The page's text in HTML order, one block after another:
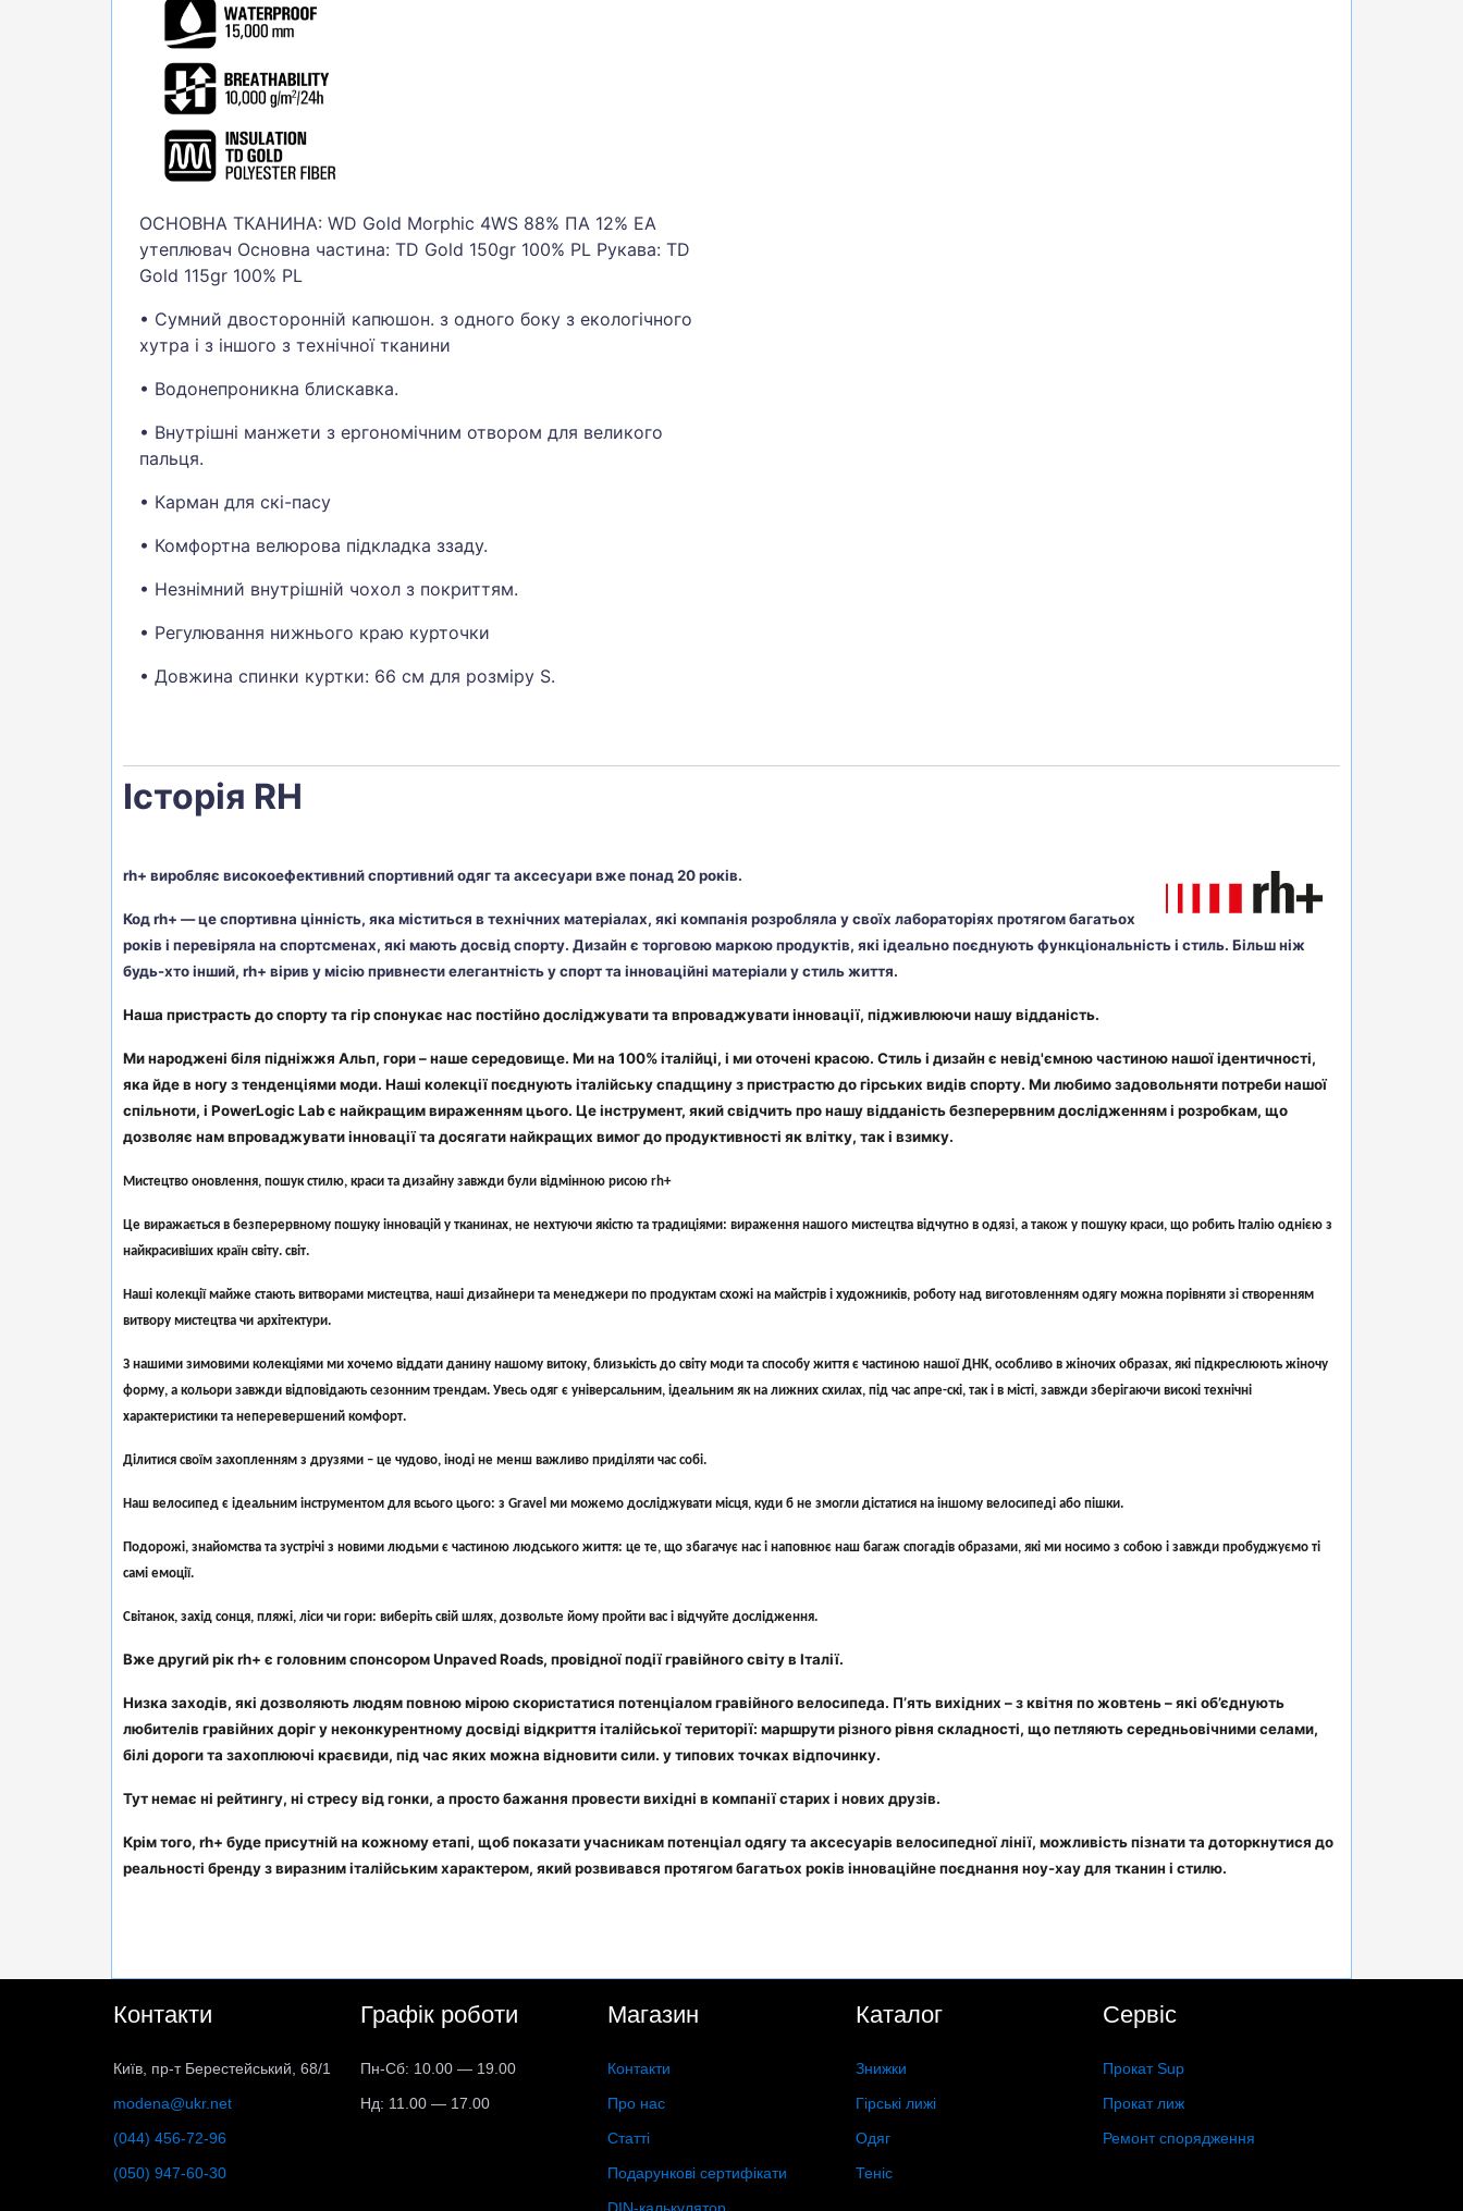
ОСНОВНА ТКАНИНА: WD Gold Morphic 4WS 88% ПА 12% EA
утеплювач Основна частина: TD Gold 150gr 100% PL Рукава: TD
Gold 115gr 100% PL
• Сумний двосторонній капюшон. з одного боку з екологічного
хутра і з іншого з технічної тканини
• Водонепроникна блискавка.
• Внутрішні манжети з ергономічним отвором для великого
пальця.
• Карман для скі-пасу
• Комфортна велюрова підкладка ззаду.
• Незнімний внутрішній чохол з покриттям.
• Регулювання нижнього краю курточки
• Довжина спинки куртки: 66 см для розміру S.
Історія RH
rh+ виробляє високоефективний спортивний одяг та аксесуари вже понад 20 років.
Код rh+ — це спортивна цінність, яка міститься в технічних матеріалах, які компанія розробляла у своїх лабораторіях протягом багатьох
років і перевіряла на спортсменах, які мають досвід спорту. Дизайн є торговою маркою продуктів, які ідеально поєднують функціональність і стиль. Більш ніж
будь-хто інший, rh+ вірив у місію привнести елегантність у спорт та інноваційні матеріали у стиль життя.
Наша пристрасть до спорту та гір спонукає нас постійно досліджувати та впроваджувати інновації, підживлюючи нашу відданість.
Ми народжені біля підніжжя Альп, гори – наше середовище. Ми на 100% італійці, і ми оточені красою. Стиль і дизайн є невід'ємною частиною нашої ідентичності,
яка йде в ногу з тенденціями моди. Наші колекції поєднують італійську спадщину з пристрастю до гірських видів спорту. Ми любимо задовольняти потреби нашої
спільноти, і PowerLogic Lab є найкращим вираженням цього. Це інструмент, який свідчить про нашу відданість безперервним дослідженням і розробкам, що
дозволяє нам впроваджувати інновації та досягати найкращих вимог до продуктивності як влітку, так і взимку.
Мистецтво оновлення, пошук стилю, краси та дизайну завжди були відмінною рисою rh+
Це виражається в безперервному пошуку інновацій у тканинах, не нехтуючи якістю та традиціями: вираження нашого мистецтва відчутно в одязі, а також у пошуку краси, що робить Італію однією з
найкрасивіших країн світу. світ.
Наші колекції майже стають витворами мистецтва, наші дизайнери та менеджери по продуктам схожі на майстрів і художників, роботу над виготовленням одягу можна порівняти зі створенням
витвору мистецтва чи архітектури.
З нашими зимовими колекціями ми хочемо віддати данину нашому витоку, близькість до світу моди та способу життя є частиною нашої ДНК, особливо в жіночих образах, які підкреслюють жіночу
форму, а кольори завжди відповідають сезонним трендам. Увесь одяг є універсальним, ідеальним як на лижних схилах, під час апре-скі, так і в місті, завжди зберігаючи високі технічні
характеристики та неперевершений комфорт.
Ділитися своїм захопленням з друзями – це чудово, іноді не менш важливо приділяти час собі.
Наш велосипед є ідеальним інструментом для всього цього: з Gravel ми можемо досліджувати місця, куди б не змогли дістатися на іншому велосипеді або пішки.
Подорожі, знайомства та зустрічі з новими людьми є частиною людського життя: це те, що збагачує нас і наповнює наш багаж спогадів образами, які ми носимо з собою і завжди пробуджуємо ті
самі емоції.
Світанок, захід сонця, пляжі, ліси чи гори: виберіть свій шлях, дозвольте йому пройти вас і відчуйте дослідження.
Вже другий рік rh+ є головним спонсором Unpaved Roads, провідної події гравійного світу в Італії.
Низка заходів, які дозволяють людям повною мірою скористатися потенціалом гравійного велосипеда. П’ять вихідних – з квітня по жовтень – які об’єднують
любителів гравійних доріг у неконкурентному досвіді відкриття італійської території: маршрути різного рівня складності, що петляють середньовічними селами,
білі дороги та захоплюючі краєвиди, під час яких можна відновити сили. у типових точках відпочинку.
Тут немає ні рейтингу, ні стресу від гонки, а просто бажання провести вихідні в компанії старих і нових друзів.
Крім того, rh+ буде присутній на кожному етапі, щоб показати учасникам потенціал одягу та аксесуарів велосипедної лінії, можливість пізнати та доторкнутися до
реальності бренду з виразним італійським характером, який розвивався протягом багатьох років інноваційне поєднання ноу-хау для тканин і стилю.
Контакти
Київ, пр-т Берестейський, 68/1
modena@ukr.net
(044) 456-72-96
(050) 947-60-30
Графік роботи
Пн-Сб: 10.00 — 19.00
Нд: 11.00 — 17.00
Магазин
Контакти
Про нас
Статті
Подарункові сертифікати
Каталог
Знижки
Гірські лижі
Одяг
Теніс
Сервіс
Прокат Sup
Прокат лиж
Ремонт спорядження